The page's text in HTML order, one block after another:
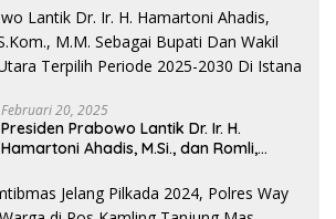
dan Perdagangan
Februari 20, 2025
Presiden Prabowo Lantik Dr. Ir. H.
Hamartoni Ahadis, M.Si., dan Romli,
Bupati Lampung Utara Terpilih Periode
2025-2030 Di Istana Negara